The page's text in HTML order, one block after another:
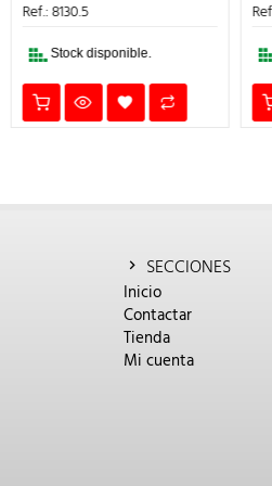
Ref.: 8130.5
Stock disponible.
SECCIONES
Inicio
Contactar
Tienda
Mi cuenta